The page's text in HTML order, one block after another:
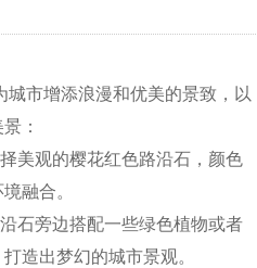
城市增添浪漫和优美的景致，以
：
观的樱花红色路沿石，颜色
融合。
旁边搭配一些绿色植物或者
造出梦幻的城市景观。